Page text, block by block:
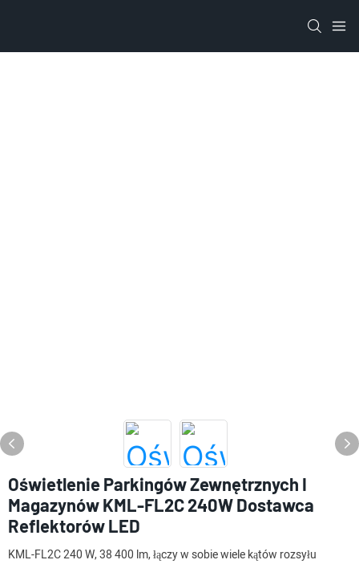
Oświetlenie Parkingów Zewnętrznych I
Magazynów KML-FL2C 240W Dostawca
Reflektorów LED
KML-FL2C 240 W, 38 400 lm, łączy w sobie wiele kątów rozsyłu